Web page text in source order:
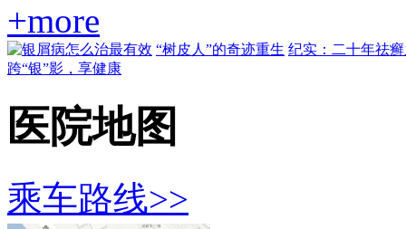
+more
“树皮人”的奇迹重生 纪实：二十年祛
跨“银”影，享健康
医院地图
乘车路线>>